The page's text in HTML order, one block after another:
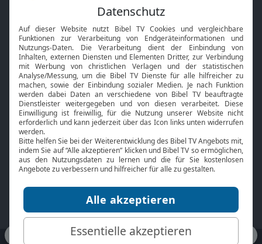
Neuigkeiten
Mobile App
Smart TV
HbbTV
Bibelthek Online-Bibel
Nächster Gottesdienst
Bibel TV
Über uns
Jobs
Mediadaten
Service
Kontakt
TV-Empfang